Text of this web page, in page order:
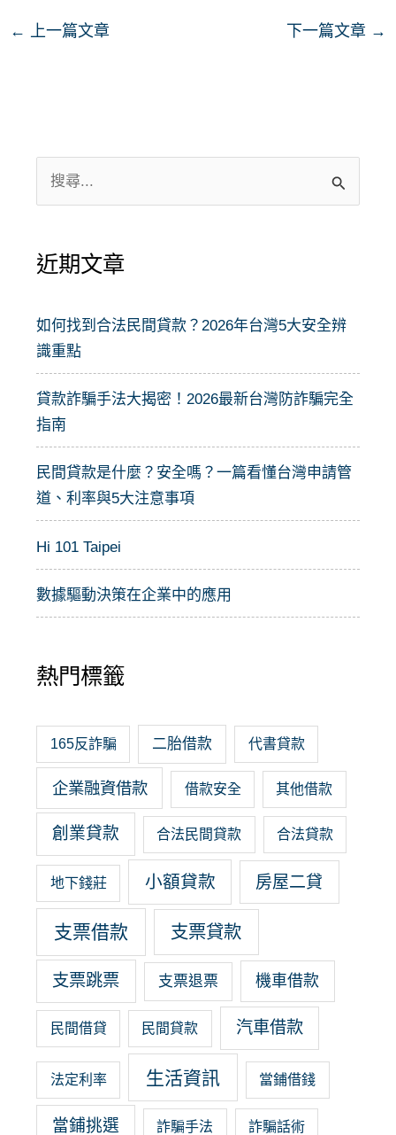
← 上一篇文章 下一篇文章 →
尋
鍵
:
近期文章
如何找到合法民間貸款？2026年台灣5大安全辨
識重點
貸款詐騙手法大揭密！2026最新台灣防詐騙完全
指南
民間貸款是什麼？安全嗎？一篇看懂台灣申請管
道、利率與5大注意事項
Hi 101 Taipei
數據驅動決策在企業中的應用
熱門標籤
165反詐騙 二胎借款 代書貸款
企業融資借款 借款安全 其他借款
創業貸款 合法民間貸款 合法貸款
地下錢莊 小額貸款 房屋二貸
支票借款 支票貸款
支票跳票 支票退票 機車借款
民間借貸 民間貸款 汽車借款
法定利率 生活資訊 當鋪借錢
當鋪挑選 詐騙手法 詐騙話術